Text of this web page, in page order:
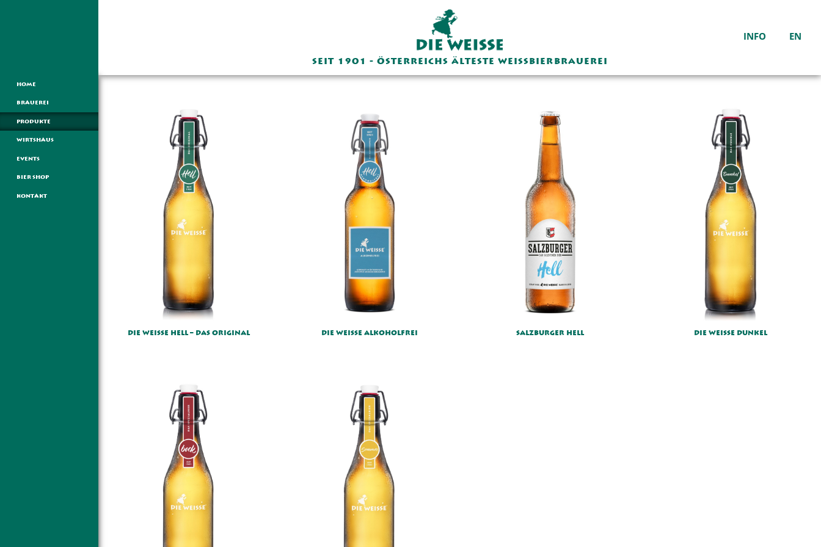
HOME
BRAUEREI
PRODUKTE
WIRTSHAUS
EVENTS
BIER SHOP
KONTAKT
Montag – Samstag
10:00 – 24:00
Sonntag geschlossen
Das Wirtshaus hat von
21.12.25 bis einschließlich
01.02.26 geschlossen.
Warme Küche
durchgehend von
11:00 - 22:00
Brauereiführung auf
Voranmeldung
INFO EN
SEIT 1901 - ÖSTERREICHS ÄLTESTE WEISSBIERBRAUEREI
DIE WEISSE HELL – DAS ORIGINAL DIE WEISSE ALKOHOLFREI SALZBURGER HELL DIE WEISSE DUNKEL